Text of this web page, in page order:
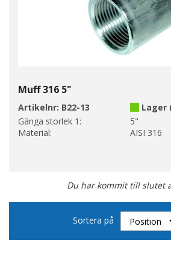
Muff 316 5"
Artikelnr: B22-13
Lager
Gänga storlek 1:
5"
Material:
AISI 316
Du har kommit till slutet
Sortera på